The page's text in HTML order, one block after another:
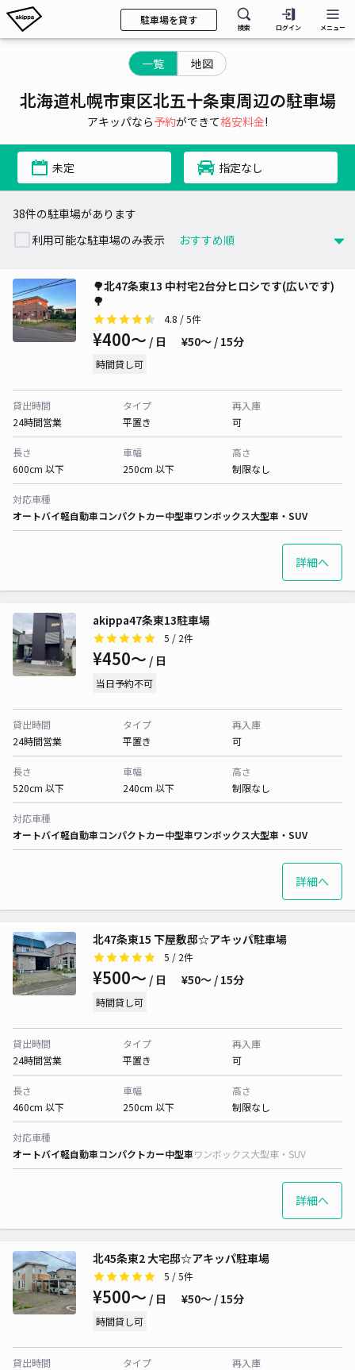
駐車場を貸す
検索 ログイン メニュー
一覧 地図
北海道札幌市東区北五十条東周辺の駐車場
アキッパなら予約ができて格安料金!
未定 指定なし
38件の駐車場があります
利用可能な駐車場のみ表示
🌳北47条東13 中村宅2台分ヒロシです(広いです)
🌳
4.8 / 5件
¥400〜 / 日 ¥50〜 / 15分
時間貸し可
貸出時間
24時間営業
タイプ
平置き
再入庫
可
長さ
600cm 以下
車幅
250cm 以下
高さ
制限なし
対応車種
オートバイ軽自動車コンパクトカー中型車ワンボックス大型車・SUV
詳細へ
akippa47条東13駐車場
5 / 2件
¥450〜 / 日
当日予約不可
貸出時間
24時間営業
タイプ
平置き
再入庫
可
長さ
520cm 以下
車幅
240cm 以下
高さ
制限なし
対応車種
オートバイ軽自動車コンパクトカー中型車ワンボックス大型車・SUV
詳細へ
北47条東15 下屋敷邸☆アキッパ駐車場
5 / 2件
¥500〜 / 日 ¥50〜 / 15分
時間貸し可
貸出時間
24時間営業
タイプ
平置き
再入庫
可
長さ
460cm 以下
車幅
250cm 以下
高さ
制限なし
対応車種
オートバイ軽自動車コンパクトカー中型車ワンボックス大型車・SUV
詳細へ
北45条東2 大宅邸☆アキッパ駐車場
5 / 5件
¥500〜 / 日 ¥50〜 / 15分
時間貸し可
貸出時間
タイプ
再入庫